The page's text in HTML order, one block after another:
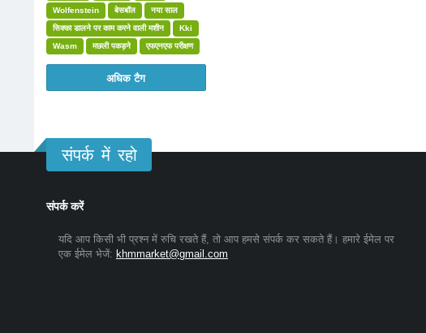
Wolfenstein
बेसबॉल
नया साल
सिक्का डालने पर काम करने वाली मशीन
Kki
Wasm
मछली पकड़ने एफएनएफ परीक्षण
अधिक टैग
संपर्क में रहो
संपर्क करें
यदि आप किसी भी प्रश्न में रुचि रखते हैं, तो आप हमसे संपर्क कर सकते हैं। हमारे ईमेल पर
एक ईमेल भेजें: khmmarket@gmail.com